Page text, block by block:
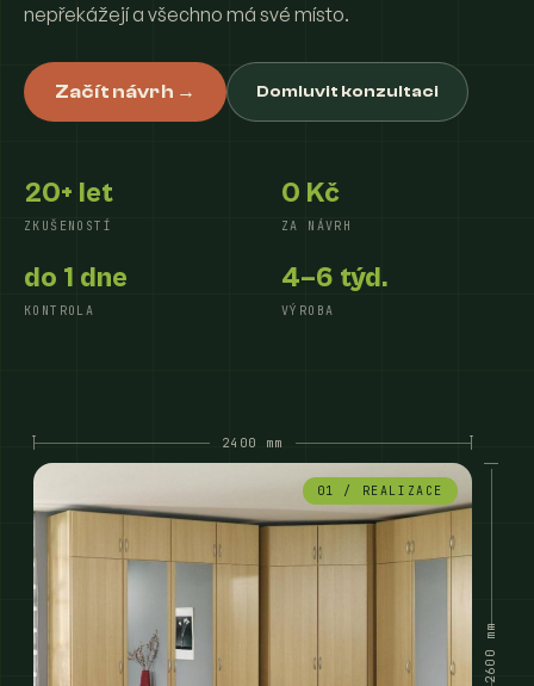
nepřekážejí a všechno má své místo.
Začít návrh → Domluvit konzultaci
20+ let
ZKUŠENOSTÍ
0 Kč
ZA NÁVRH
do 1 dne
KONTROLA
4–6 týd.
VÝROBA
2400 mm
2600 mm
01 / REALIZACE